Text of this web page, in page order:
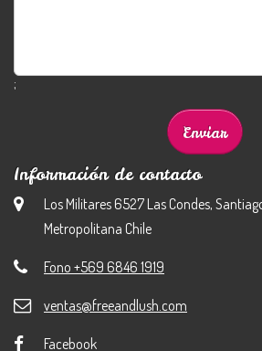
;
Información de contacto
Los Militares 6527 Las Condes,
Metropolitana Chile
Fono +569 6846 1919
ventas@freeandlush.com
Facebook